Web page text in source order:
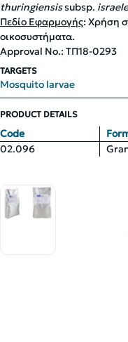
thuringiensissubsp.
Πεδίο Εφαρμογής: Χρήση
οικοσυστήματα.
Approval No.: ΤΠ18-0293
TARGETS
Mosquito larvae
PRODUCT DETAILS
Code
02.096